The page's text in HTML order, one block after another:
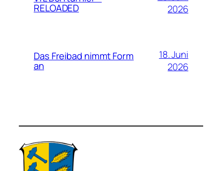
RELOADED
2026
Das Freibad nimmt Form
an
18. Juni
2026